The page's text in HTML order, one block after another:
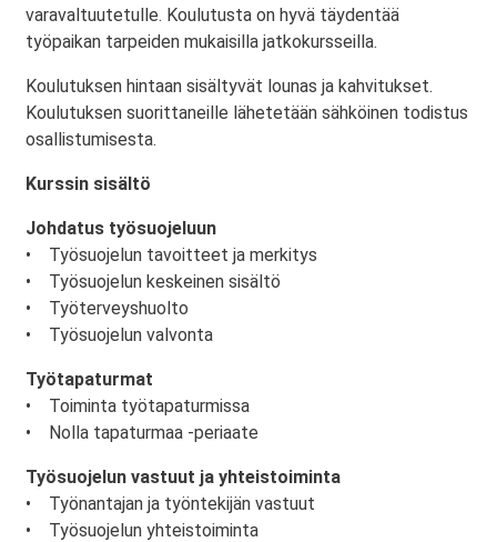
varavaltuutetulle. Koulutusta on hyvä täydentää
työpaikan tarpeiden mukaisilla jatkokursseilla.
Koulutuksen hintaan sisältyvät lounas ja kahvitukset.
Koulutuksen suorittaneille lähetetään sähköinen todistus
osallistumisesta.
Kurssin sisältö
Johdatus työsuojeluun
• Työsuojelun tavoitteet ja merkitys
• Työsuojelun keskeinen sisältö
• Työterveyshuolto
• Työsuojelun valvonta
Työtapaturmat
• Toiminta työtapaturmissa
• Nolla tapaturmaa -periaate
Työsuojelun vastuut ja yhteistoiminta
• Työnantajan ja työntekijän vastuut
• Työsuojelun yhteistoiminta